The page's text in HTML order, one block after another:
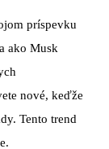
príspevku
ako Musk
nové, keďže
Tento trend